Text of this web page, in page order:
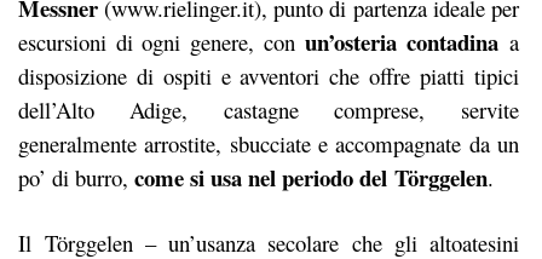
Messner (www.rielinger.it), punto di partenza ideale per
escursioni di ogni genere, conun’osteria contadina a
disposizione di ospiti e avventori che offre piatti tipici
dell’Alto Adige, castagne comprese, servite
generalmente arrostite, sbucciate e accompagnate da un
po’ di burro, come si usa nel periodo del Törggelen.
Il Törggelen – un’usanza secolare che gli altoatesini